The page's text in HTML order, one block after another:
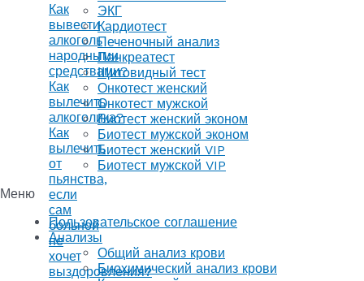
Как
вывести
алкоголь
народными
средствами?
Как
вылечить
алкоголика?
Как
вылечить
от
пьянства,
если
сам
больной
не
хочет
выздоровления?
ЭКГ
Кардиотест
Печеночный анализ
Панкреатест
Щитовидный тест
Онкотест женский
Онкотест мужской
Биотест женский эконом
Биотест мужской эконом
Биотест женский VIP
Биотест мужской VIP
Меню
Пользовательское соглашение
Анализы
Общий анализ крови
Биохимический анализ крови